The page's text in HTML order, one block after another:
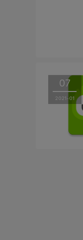
07
2021-01